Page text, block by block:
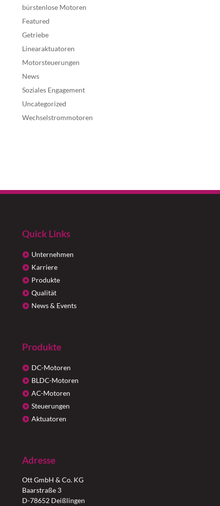
bürstenlose Motoren
Featured
Getriebe
Linearaktuatoren
Motorsteuerungen
News
Soziales Engagement
Uncategorized
Wechselstrommotoren
Quick Links
Unternehmen
Karriere
Produkte
Qualität
News & Events
Produkte
DC-Motoren
BLDC-Motoren
AC-Motoren
Steuerungen
Aktuatoren
Adresse
Ott GmbH & Co. KG
Baarstraße 3
D-78652 Deißlingen